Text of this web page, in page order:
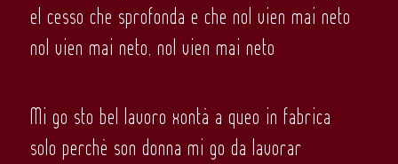
el cesso che sprofonda e che nol vien mai neto
nol vien mai neto, nol vien mai neto
Mi go sto bel lavoro xontà a queo in fabrica
solo perchè son donna mi go da lavorar